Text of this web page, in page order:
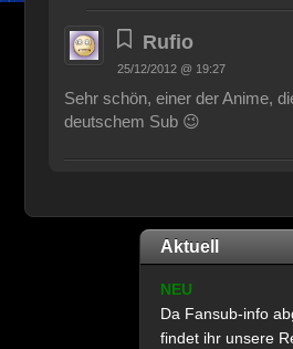
Rufio
25/12/2012 @ 19:27
Sehr schön, einer der Anime,
deutschem Sub 😉
Aktuell
NEU
Da Fansub-info
findet ihr unsere